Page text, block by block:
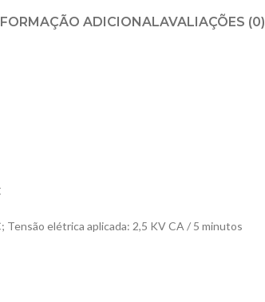
ADICIONALAVALIAÇÕES (0)
elétrica aplicada: 2,5 KV CA / 5 minutos